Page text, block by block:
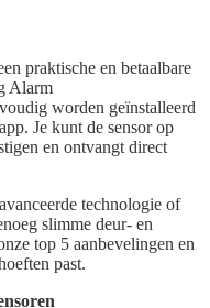
praktische en betaalbare
Alarm
worden geïnstalleerd
Je kunt de sensor op
en ontvangt direct
technologie of
slimme deur- en
top 5 aanbevelingen en
past.